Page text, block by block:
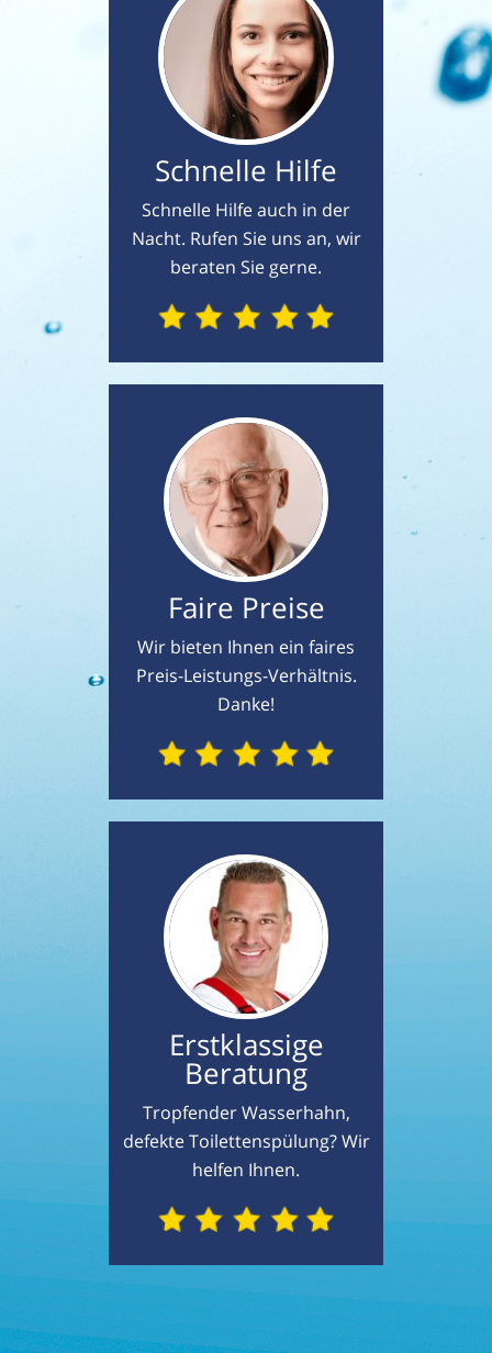
Schnelle Hilfe
Schnelle Hilfe auch in der
Nacht. Rufen Sie uns an, wir
beraten Sie gerne.
Faire Preise
Wir bieten Ihnen ein faires
Preis-Leistungs-Verhältnis.
Danke!
Erstklassige
Beratung
Tropfender Wasserhahn,
defekte Toilettenspülung? Wir
helfen Ihnen.